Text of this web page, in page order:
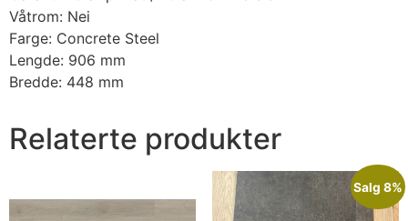
Våtrom: Nei
Farge: Concrete Steel
Lengde: 906 mm
Bredde: 448 mm
Relaterte produkter
Salg 8%